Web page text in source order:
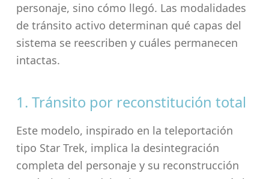
personaje, sino cómo llegó. Las modalidades
de tránsito activo determinan qué capas del
sistema se reescriben y cuáles permanecen
intactas.
1. Tránsito por reconstitución total
Este modelo, inspirado en la teleportación
tipo Star Trek, implica la desintegración
completa del personaje y su reconstrucción